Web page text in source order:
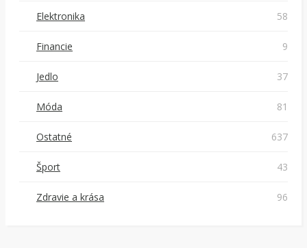
Elektronika 58
Financie 9
Jedlo 37
Móda 81
Ostatné 637
Šport 43
Zdravie a krása 96